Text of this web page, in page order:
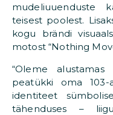
mudeliuuenduste
teisest poolest.
kogu brändi
motost “Nothing
“Oleme
peatükki oma 103-
identiteet
tähenduses –